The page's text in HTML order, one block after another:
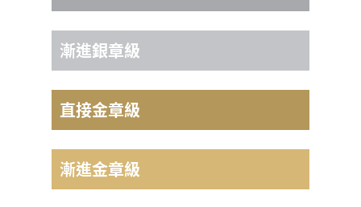
最少26小時， 不少於6個月 (26個星期)進
行
最少13小時， 不少於3個月 (13個星期)進
主項
最少52小時， 不少於12個月 (52個星期)
進行
最少26小時， 不少於6個月 (26個星期)進
漸進銀章級
最少26小時， 不少於6個月(26個星期)進
行，
(無須選擇主或副項)
直接金章級
主項
最少78小時， 不少於18個月 (78個星期)
漸進金章級